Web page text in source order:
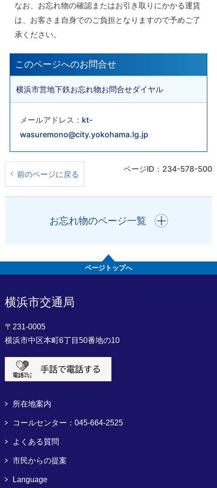
なお、お忘れ物の確認またはお引き取りにかかる運賃
は、お客さま自身でのご負担となりますので予めご了
承ください。
このページへのお問合せ
横浜市営地下鉄お忘れ物お問合せダイヤル
メールアドレス： kt-
wasuremono@city.yokohama.lg.jp
前のページに戻る
ページID：234-578-500
お忘れ物のページ一覧
開く
ページトップへ
横浜市交通局
〒231-0005
横浜市中区本町6丁目50番地の10
所在地案内
コールセンター：045-664-2525
よくある質問
市民からの提案
Language